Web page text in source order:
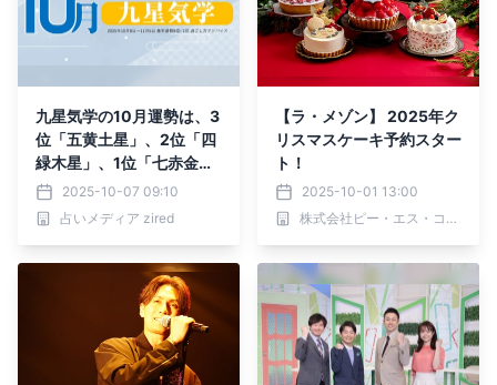
九星気学の10月運勢は、3
位「五黄土星」、2位「四
緑木星」、1位「七赤金
星」。占いメディアのzire
dがランキングを発表
2025-10-07 09:10
占いメディア zired
【ラ・メゾン】 2025年ク
リスマスケーキ予約スター
ト！
2025-10-01 13:00
株式会社ピー・エス・コープ